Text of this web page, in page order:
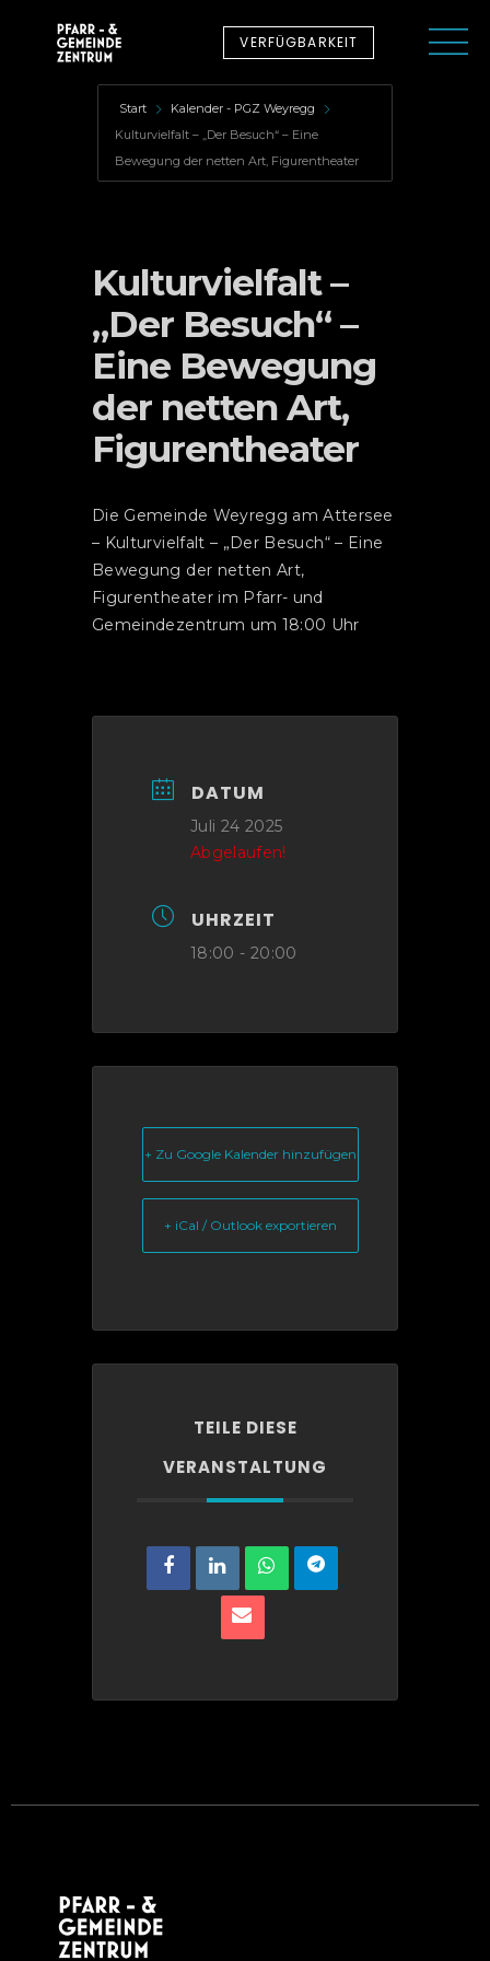
VERFÜGBARKEIT
Start
Kalender - PGZ Weyregg
Kulturvielfalt – „Der Besuch“ – Eine
Bewegung der netten Art, Figurentheater
Kulturvielfalt –
„Der Besuch“ –
Eine Bewegung
der netten Art,
Figurentheater
Die Gemeinde Weyregg am Attersee
– Kulturvielfalt – „Der Besuch“ – Eine
Bewegung der netten Art,
Figurentheater im Pfarr- und
Gemeindezentrum um 18:00 Uhr
DATUM
Juli 24 2025
Abgelaufen!
UHRZEIT
18:00 - 20:00
+ Zu Google Kalender hinzufügen
+ iCal / Outlook exportieren
TEILE DIESE
VERANSTALTUNG